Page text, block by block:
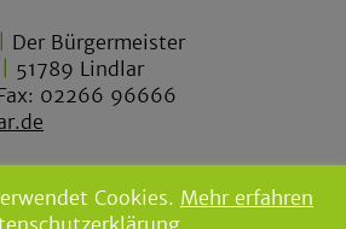
Der Bürgermeister
51789 Lindlar
02266 96666
Cookies. Mehr erfahren